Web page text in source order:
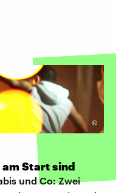
©
Start sind
und Co: Zwei